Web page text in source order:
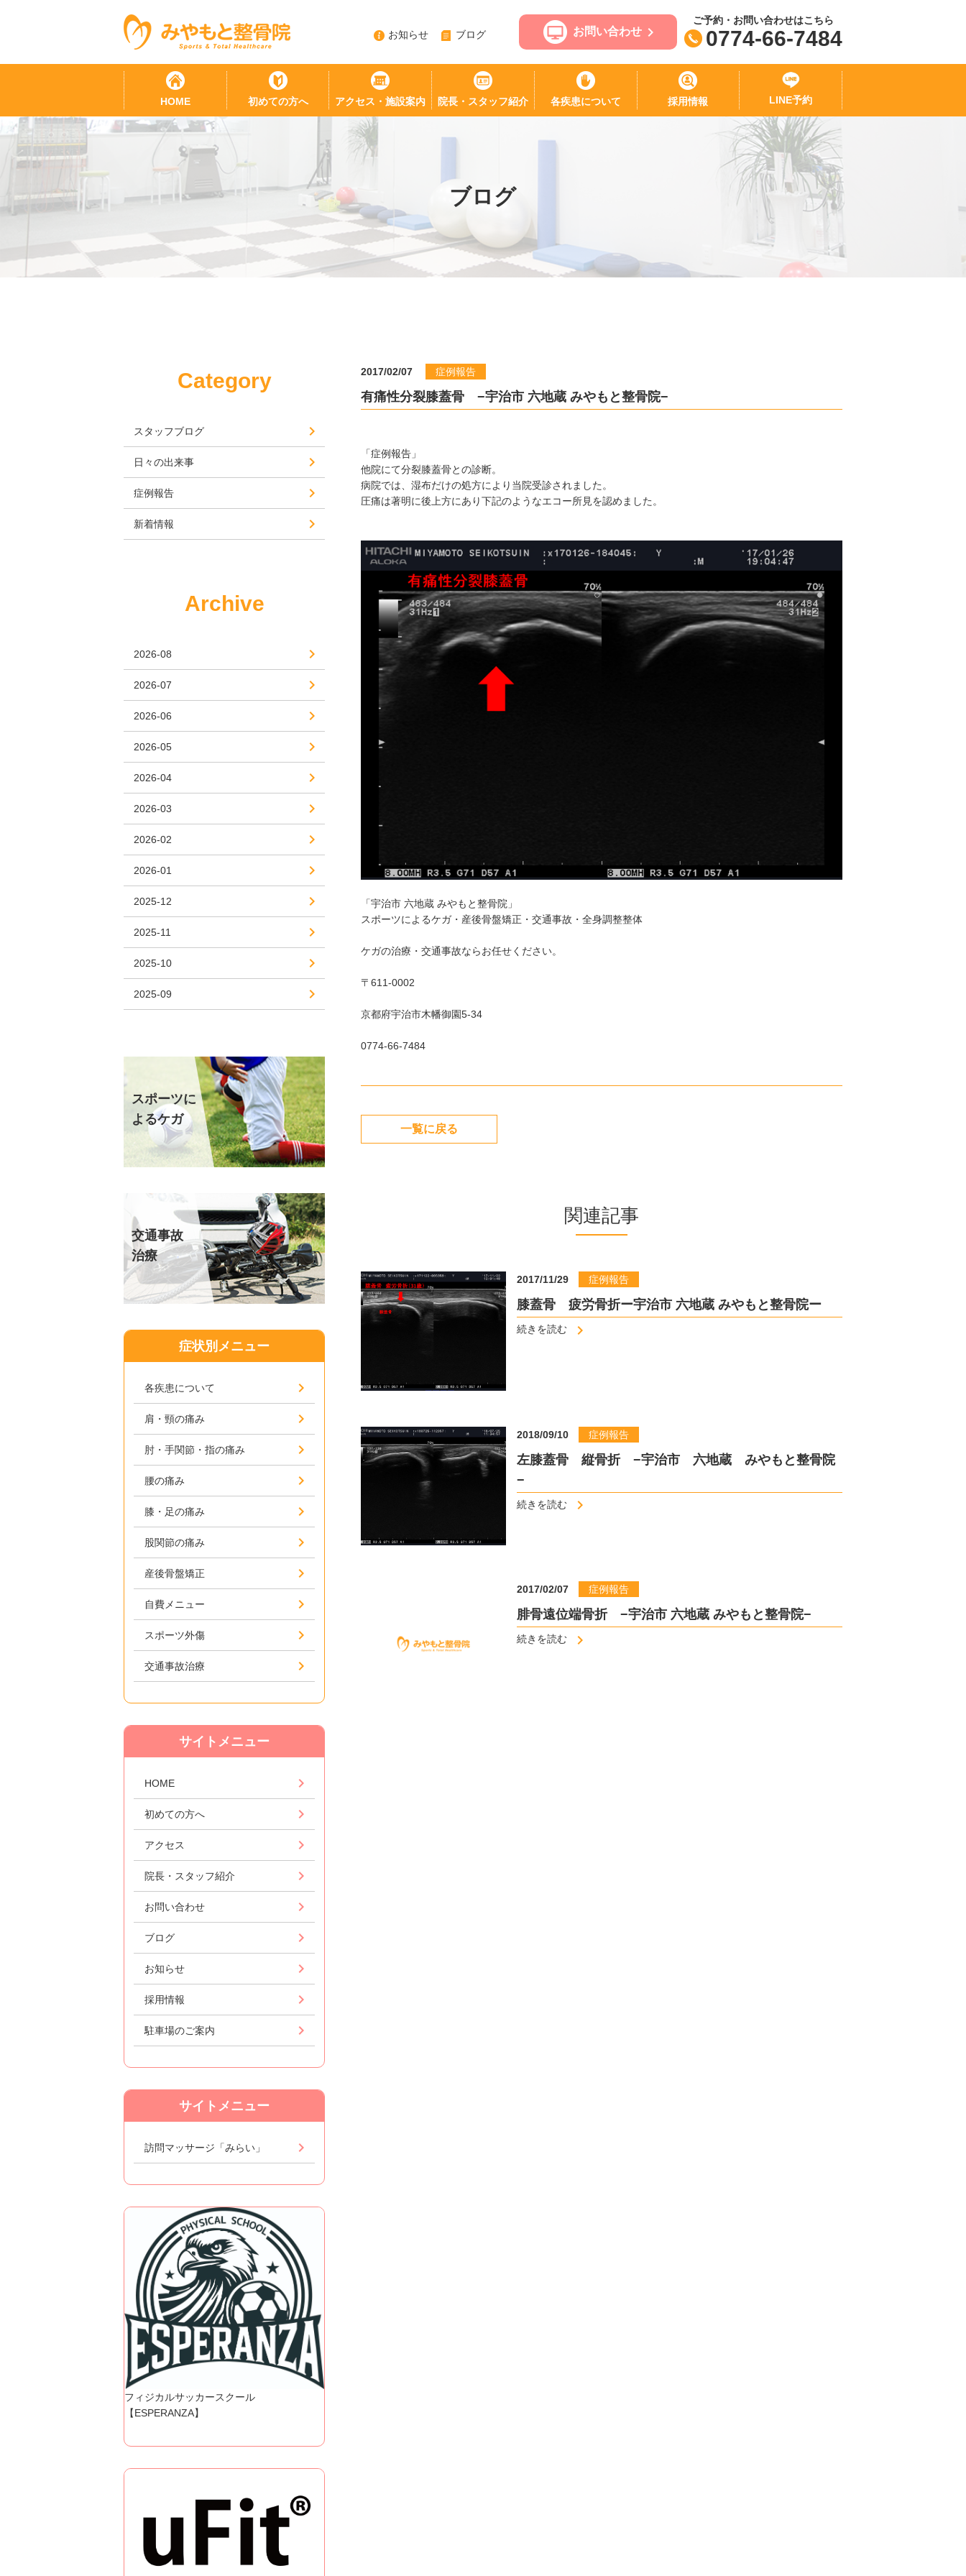
お知らせ ブログ お問い合わせ
ご予約・お問い合わせはこちら
0774-66-7484
HOME 初めての方へ アクセス・施設案内 院長・スタッフ紹介 各疾患について 採用情報 LINE予約
ブログ
2017/02/07 症例報告
有痛性分裂膝蓋骨 −宇治市 六地蔵 みやもと整骨院−
「症例報告」
他院にて分裂膝蓋骨との診断。
病院では、湿布だけの処方により当院受診されました。
圧痛は著明に後上方にあり下記のようなエコー所見を認めました。
「宇治市 六地蔵 みやもと整骨院」
スポーツによるケガ・産後骨盤矯正・交通事故・全身調整整体
ケガの治療・交通事故ならお任せください。
〒611-0002
京都府宇治市木幡御園5-34
0774-66-7484
一覧に戻る
関連記事
2017/11/29 症例報告
膝蓋骨 疲労骨折ー宇治市 六地蔵 みやもと整骨院ー
続きを読む
2018/09/10 症例報告
左膝蓋骨 縦骨折 −宇治市 六地蔵 みやもと整骨院
−
続きを読む
2017/02/07 症例報告
腓骨遠位端骨折 −宇治市 六地蔵 みやもと整骨院−
続きを読む
Category
スタッフブログ
日々の出来事
症例報告
新着情報
Archive
2026-08
2026-07
2026-06
2026-05
2026-04
2026-03
2026-02
2026-01
2025-12
2025-11
2025-10
2025-09
スポーツに
よるケガ
交通事故
治療
症状別メニュー
各疾患について
肩・頸の痛み
肘・手関節・指の痛み
腰の痛み
膝・足の痛み
股関節の痛み
産後骨盤矯正
自費メニュー
スポーツ外傷
交通事故治療
サイトメニュー
HOME
初めての方へ
アクセス
院長・スタッフ紹介
お問い合わせ
ブログ
お知らせ
採用情報
駐車場のご案内
サイトメニュー
訪問マッサージ「みらい」
フィジカルサッカースクール
【ESPERANZA】